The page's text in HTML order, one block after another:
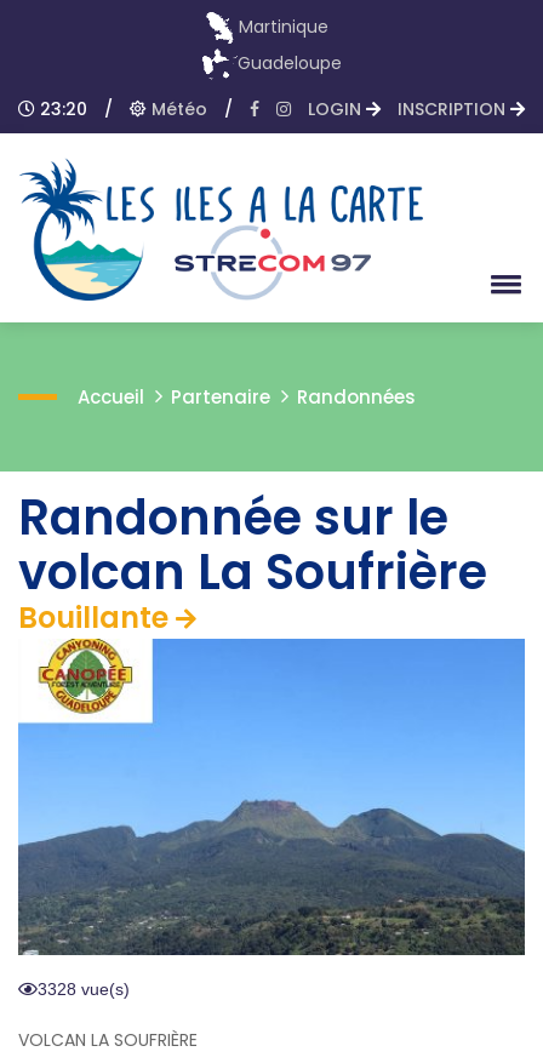
Martinique
Guadeloupe
23:20
/ Météo / LOGIN INSCRIPTION
Accueil Partenaire Randonnées
Randonnée sur le
volcan La Soufrière
Bouillante
3328 vue(s)
VOLCAN LA SOUFRIÈRE